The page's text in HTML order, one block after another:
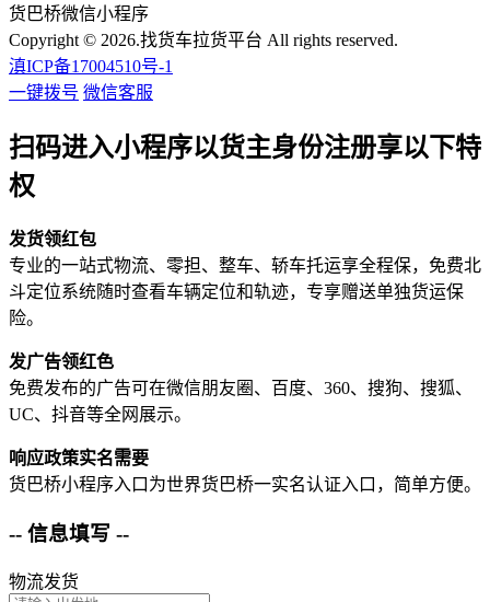
货巴桥微信小程序
Copyright © 2026.找货车拉货平台 All rights reserved.
滇ICP备17004510号-1
一键拨号 微信客服
扫码进入小程序以货主身份注册享以下特
权
发货领红包
专业的一站式物流、零担、整车、轿车托运享全程保，免费北
斗定位系统随时查看车辆定位和轨迹，专享赠送单独货运保
险。
发广告领红色
免费发布的广告可在微信朋友圈、百度、360、搜狗、搜狐、
UC、抖音等全网展示。
响应政策实名需要
货巴桥小程序入口为世界货巴桥一实名认证入口，简单方便。
-- 信息填写 --
物流发货